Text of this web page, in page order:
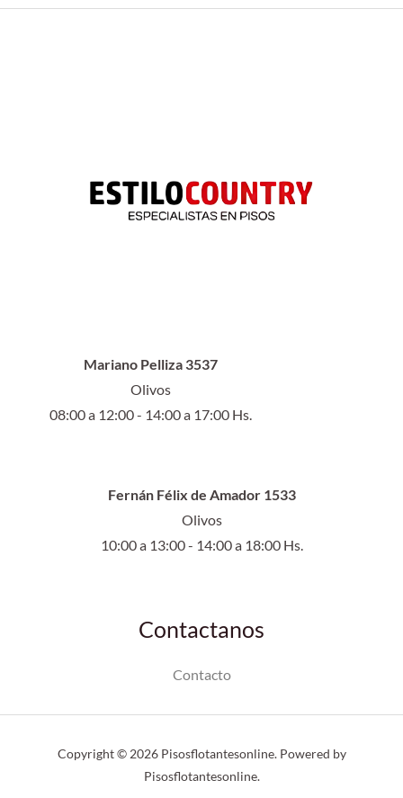
Mariano Pelliza 3537
Olivos
08:00 a 12:00 - 14:00 a 17:00 Hs.
Fernán Félix de Amador 1533
Olivos
10:00 a 13:00 - 14:00 a 18:00 Hs.
Contactanos
Contacto
Copyright © 2026 Pisosflotantesonline. Powered by
Pisosflotantesonline.